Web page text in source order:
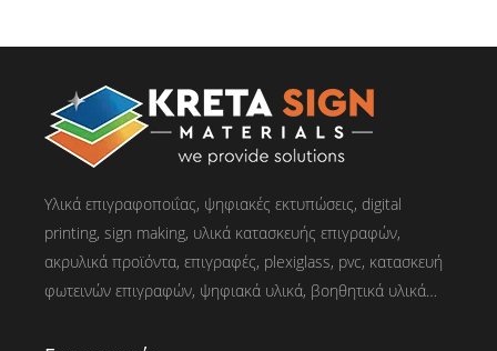
Υλικά επιγραφοποιΐας, ψηφιακές εκτυπώσεις, digital
printing, sign making, υλικά κατασκευής επιγραφών,
ακρυλικά προϊόντα, επιγραφές, plexiglass, pvc, κατασκευή
φωτεινών επιγραφών, ψηφιακά υλικά, βοηθητικά υλικά…